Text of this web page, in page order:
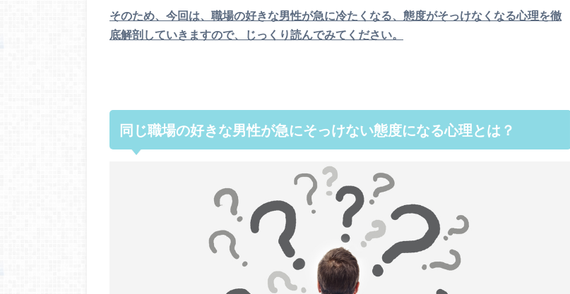
そのため、今回は、職場の好きな男性が急に冷たくなる、態度がそっけなくなる心理を徹
底解剖していきますので、じっくり読んでみてください。
同じ職場の好きな男性が急にそっけない態度になる心理とは？